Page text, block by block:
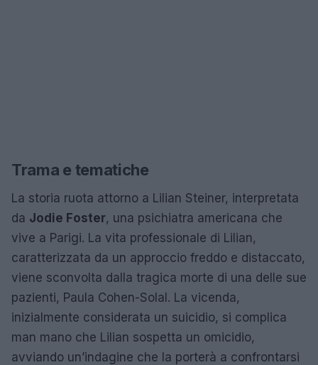
Trama e tematiche
La storia ruota attorno a Lilian Steiner, interpretata
da Jodie Foster, una psichiatra americana che
vive a Parigi. La vita professionale di Lilian,
caratterizzata da un approccio freddo e distaccato,
viene sconvolta dalla tragica morte di una delle sue
pazienti, Paula Cohen-Solal. La vicenda,
inizialmente considerata un suicidio, si complica
man mano che Lilian sospetta un omicidio,
avviando un’indagine che la porterà a confrontarsi